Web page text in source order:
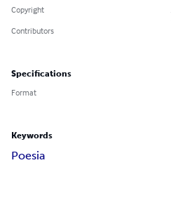
Copyright
Contributors
Specifications
Format
Keywords
Poesia